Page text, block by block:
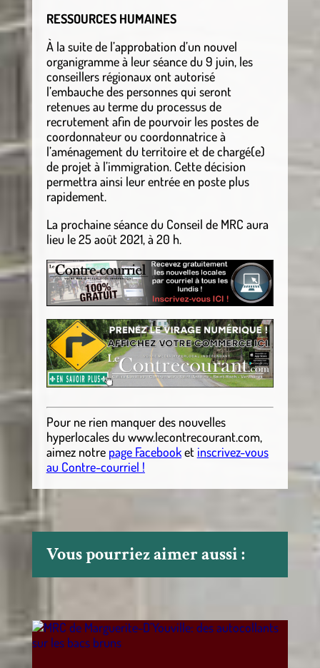
RESSOURCES HUMAINES
À la suite de l’approbation d’un nouvel
organigramme à leur séance du 9 juin, les
conseillers régionaux ont autorisé
l’embauche des personnes qui seront
retenues au terme du processus de
recrutement afin de pourvoir les postes de
coordonnateur ou coordonnatrice à
l’aménagement du territoire et de chargé(e)
de projet à l’immigration. Cette décision
permettra ainsi leur entrée en poste plus
rapidement.
La prochaine séance du Conseil de MRC aura
lieu le 25 août 2021, à 20 h.
Pour ne rien manquer des nouvelles
hyperlocalesdu www.lecontrecourant.com,
aimez notre page Facebooket inscrivez-vous
au Contre-courriel !
Vous pourriez aimer aussi :